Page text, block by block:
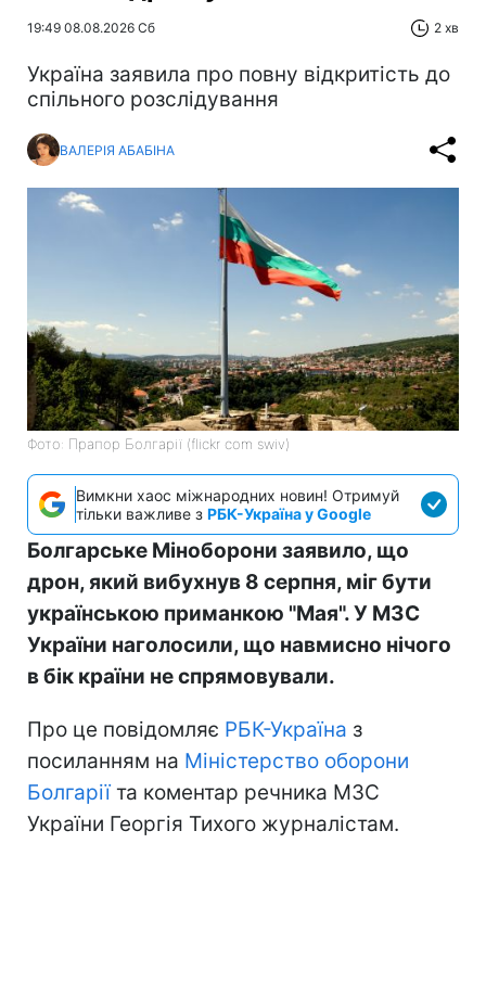
19:49 08.08.2026 Сб 2 хв
Україна заявила про повну відкритість до
спільного розслідування
ВАЛЕРІЯ АБАБІНА
Фото: Прапор Болгарії (flickr com swiv)
Вимкни хаос міжнародних новин! Отримуй
тільки важливе з РБК-Україна у Google
Болгарське Міноборони заявило, що
дрон, який вибухнув 8 серпня, міг бути
українською приманкою "Мая". У МЗС
України наголосили, що навмисно нічого
в бік країни не спрямовували.
Про це повідомляє РБК-Україна з
посиланням на Міністерство оборони
Болгаріїта коментар речника МЗС
України Георгія Тихого журналістам.